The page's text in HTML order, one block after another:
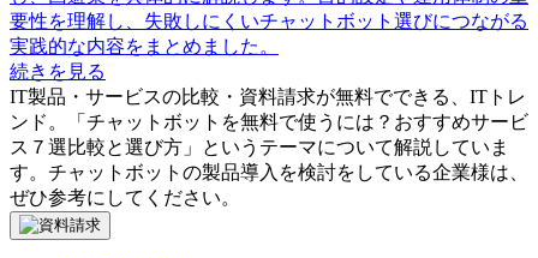
要性を理解し、失敗しにくいチャットボット選びにつながる
実践的な内容をまとめました。
続きを見る
IT製品・サービスの比較・資料請求が無料でできる、ITトレ
ンド。「 チャットボットを無料で使うには？おすすめサービ
ス７選比較と選び方 」というテーマについて解説していま
す。 チャットボット の製品導入を検討をしている企業様は、
ぜひ参考にしてください。